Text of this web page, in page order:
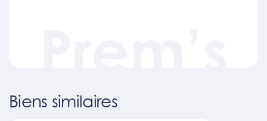
Biens similaires